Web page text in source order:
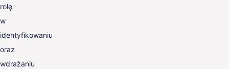
rolę
w
identyfikowaniu
oraz
wdrażaniu